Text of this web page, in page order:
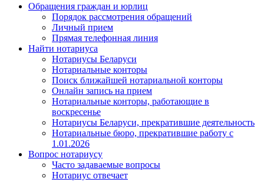
Обращения граждан и юрлиц
Порядок рассмотрения обращений
Личный прием
Прямая телефонная линия
Найти нотариуса
Нотариусы Беларуси
Нотариальные конторы
Поиск ближайшей нотариальной конторы
Онлайн запись на прием
Нотариальные конторы, работающие в
воскресенье
Нотариусы Беларуси, прекратившие деятельность
Нотариальные бюро, прекратившие работу с
1.01.2026
Вопрос нотариусу
Часто задаваемые вопросы
Нотариус отвечает